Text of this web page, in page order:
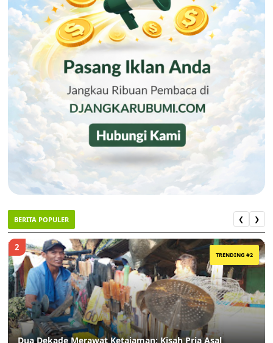
BERITA POPULER ❮ ❯
2
TRENDING #2
Dua Dekade Merawat Ketajaman: Kisah Pria Asal